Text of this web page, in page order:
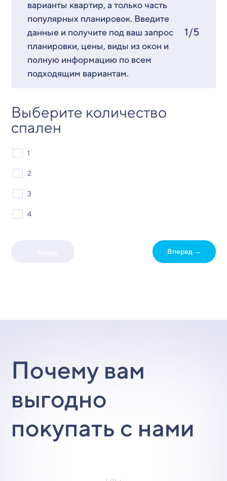
варианты квартир, а только часть
популярных планировок. Введите
данные и получите под ваш запрос
планировки, цены, виды из окон и
полную информацию по всем
подходящим вариантам.
1/5
Выберите количество
спален
1
2
3
4
Вперед →
Почему вам
выгодно
покупать с нами